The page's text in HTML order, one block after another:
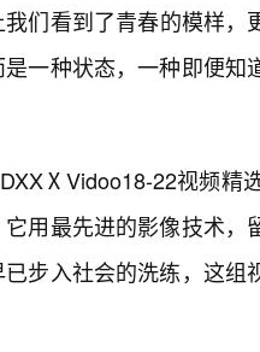
我们看到了青春的模样
一种状态，一种即便
22视频精
用最先进的影像技术
步入社会的洗练，这